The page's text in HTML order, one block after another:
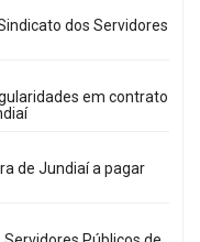
dos Servidores
em contrato
de Jundiaí a pagar